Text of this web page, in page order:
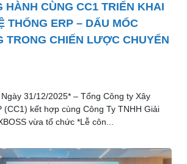
HÀNH CÙNG CC1 TRIỂN KHAI
THỐNG ERP – DẤU MỐC
TRONG CHIẾN LƯỢC CHUYỂN
31/12/2025* – Tổng Công ty Xây
(CC1) kết hợp cùng Công Ty TNHH Giải
vừa tổ chức *Lễ côn...